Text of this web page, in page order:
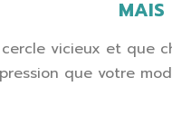
MAIS
vicieux et que
que votre